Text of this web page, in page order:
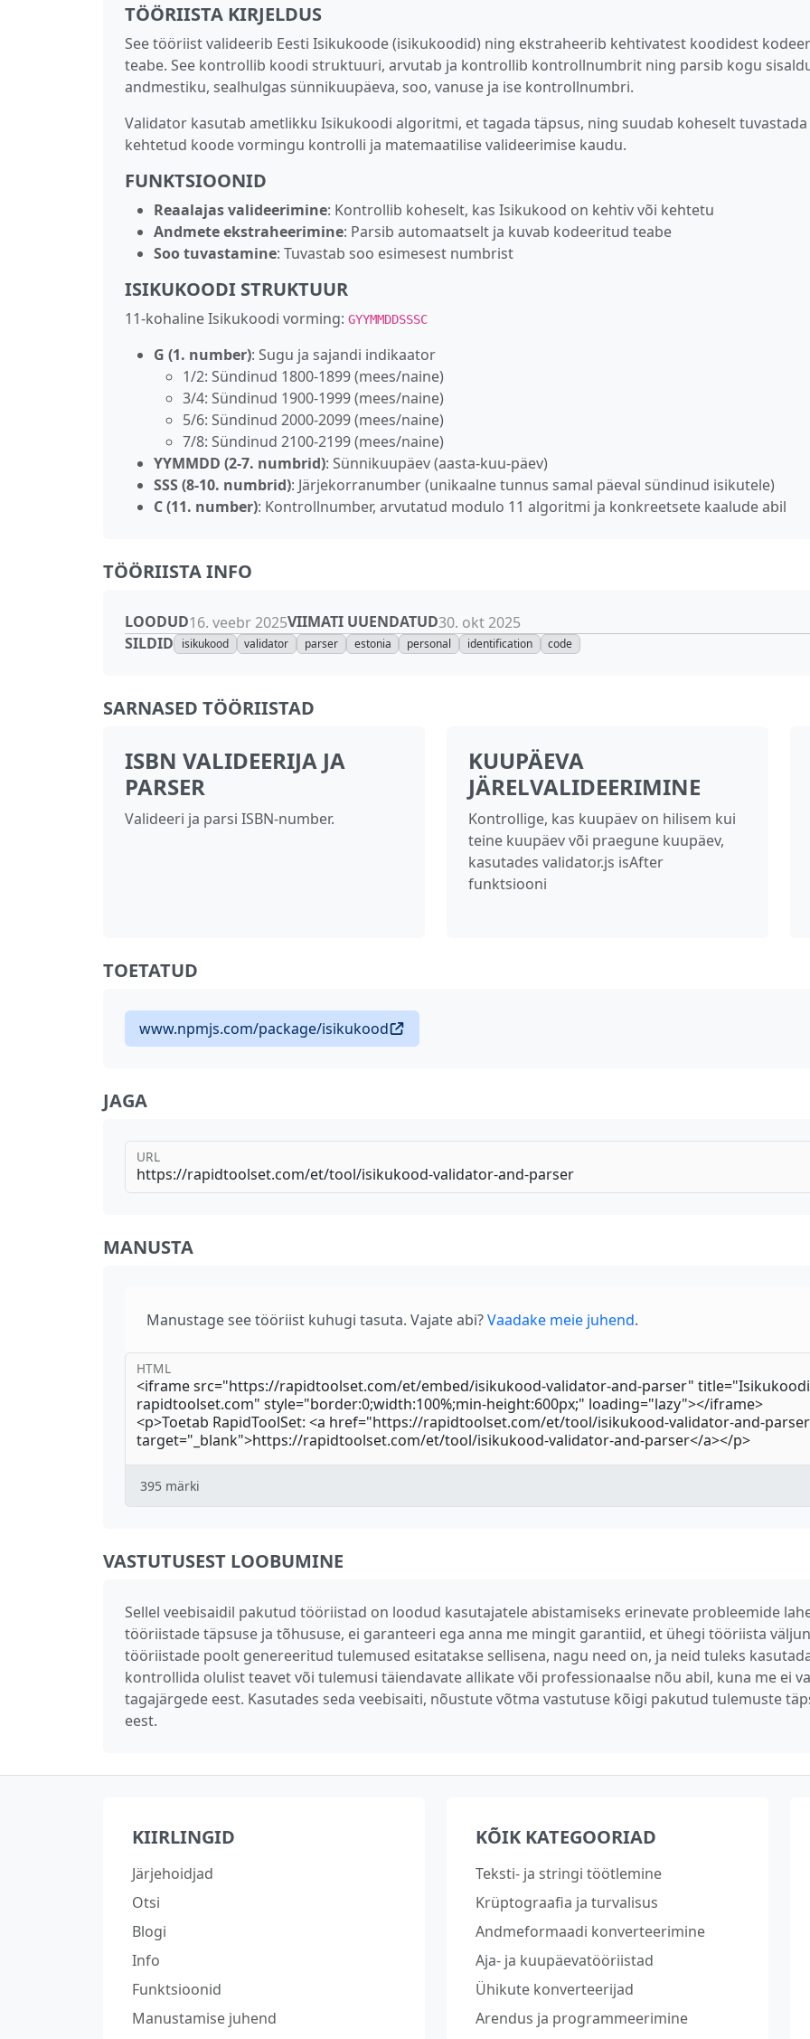
TÖÖRIISTA KIRJELDUS
See tööriist valideerib Eesti Isikukoode (isikukoodid) ning ekstraheerib kehtivatest koodidest
teabe. See kontrollib koodi struktuuri, arvutab ja kontrollib kontrollnumbrit ning parsib kogu
andmestiku, sealhulgas sünnikuupäeva, soo, vanuse ja ise kontrollnumbri.
Validator kasutab ametlikku Isikukoodi algoritmi, et tagada täpsus, ning suudab koheselt tuvastada
kehtetud koode vormingu kontrolli ja matemaatilise valideerimise kaudu.
FUNKTSIOONID
Reaalajas valideerimine: Kontrollib koheselt, kas Isikukood on kehtiv või kehtetu
Andmete ekstraheerimine: Parsib automaatselt ja kuvab kodeeritud teabe
Soo tuvastamine: Tuvastab soo esimesest numbrist
ISIKUKOODI STRUKTUUR
11‑kohaline Isikukoodi vorming: GYYMMDDSSSC
G (1. number): Sugu ja sajandi indikaator
1/2: Sündinud 1800‑1899 (mees/naine)
3/4: Sündinud 1900‑1999 (mees/naine)
5/6: Sündinud 2000‑2099 (mees/naine)
7/8: Sündinud 2100‑2199 (mees/naine)
YYMMDD (2‑7. numbrid): Sünnikuupäev (aasta‑kuu‑päev)
SSS (8‑10. numbrid): Järjekorranumber (unikaalne tunnus samal päeval sündinud isikutele)
C (11. number): Kontrollnumber, arvutatud modulo 11 algoritmi ja konkreetsete kaalude abil
TÖÖRIISTA INFO
LOODUD16. veebr 2025VIIMATI UUENDATUD30. okt 2025
SILDID
isikukood validator parser estonia personal identification code
SARNASED TÖÖRIISTAD
ISBN VALIDEERIJA JA
PARSER
Valideeri ja parsi ISBN‑number.
KUUPÄEVA
JÄRELVALIDEERIMINE
Kontrollige, kas kuupäev on hilisem kui
teine kuupäev või praegune kuupäev,
kasutades validator.js isAfter
funktsiooni
TOETATUD
www.npmjs.com/package/isikukood
JAGA
URL
MANUSTA
Manustage see tööriist kuhugi tasuta. Vajate abi?Vaadake meie juhend.
HTML
395 märki
VASTUTUSEST LOOBUMINE
Sellel veebisaidil pakutud tööriistad on loodud kasutajatele abistamiseks erinevate probleemide
tööriistade täpsuse ja tõhususe, ei garanteeri ega anna me mingit garantiid, et ühegi tööriista
tööriistade poolt genereeritud tulemused esitatakse sellisena, nagu need on, ja neid tuleks
kontrollida olulist teavet või tulemusi täiendavate allikate või professionaalse nõu abil, kuna me ei
tagajärgede eest. Kasutades seda veebisaiti, nõustute võtma vastutuse kõigi pakutud tulemuste
eest.
KIIRLINGID
Järjehoidjad
Otsi
Blogi
Info
Funktsioonid
Manustamise juhend
KÕIK KATEGOORIAD
Teksti- ja stringi töötlemine
Krüptograafia ja turvalisus
Andmeformaadi konverteerimine
Aja- ja kuupäevatööriistad
Ühikute konverteerijad
Arendus ja programmeerimine